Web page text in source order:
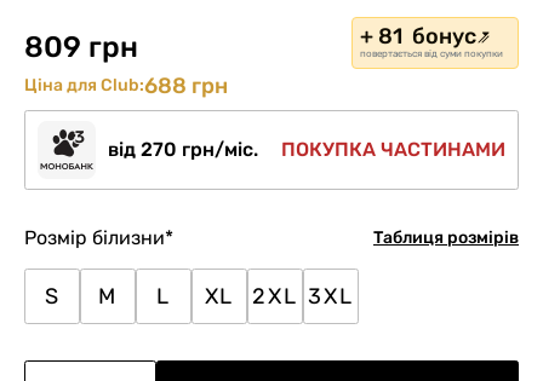
809 грн + 81 бонус
повертається від суми покупки
Ціна для Club:688 грн
від 270 грн/міс. ПОКУПКА ЧАСТИНАМИ
Таблиця розмірів
Розмір білизни*
S M L XL 2XL 3XL